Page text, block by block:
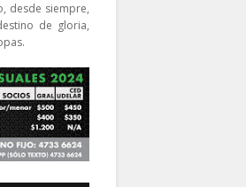
desde siempre,
de gloria,